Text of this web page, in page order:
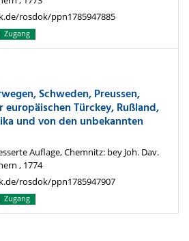
rosdok/ppn1785947885
Zugang
Schweden, Preussen,
europäischen Türckey, Rußland,
und von den unbekannten
Auflage, Chemnitz: bey Joh. Dav.
, 1774
rosdok/ppn1785947907
Zugang